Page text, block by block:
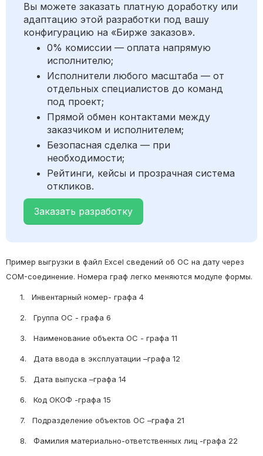
Вы можете заказать платную доработку или
адаптацию этой разработки под вашу
конфигурацию на «Бирже заказов».
0% комиссии — оплата напрямую
исполнителю;
Исполнители любого масштаба — от
отдельных специалистов до команд
под проект;
Прямой обмен контактами между
заказчиком и исполнителем;
Безопасная сделка — при
необходимости;
Рейтинги, кейсы и прозрачная система
откликов.
Заказать разработку
Пример выгрузки в файл Excel сведений об ОС на дату через
COM-соединение. Номера граф легко меняются модуле формы.
1. Инвентарный номер- графа 4
2. Группа ОС - графа 6
3. Наименование объекта ОС - графа 11
4. Дата ввода в эксплуатации –графа 12
5. Дата выпуска –графа 14
6. Код ОКОФ -графа 15
7. Подразделение объектов ОС –графа 21
8. Фамилия материально-ответственных лиц -графа 22